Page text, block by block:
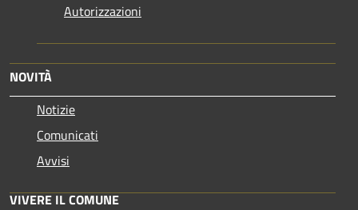
Autorizzazioni
NOVITÀ
Notizie
Comunicati
Avvisi
VIVERE IL COMUNE